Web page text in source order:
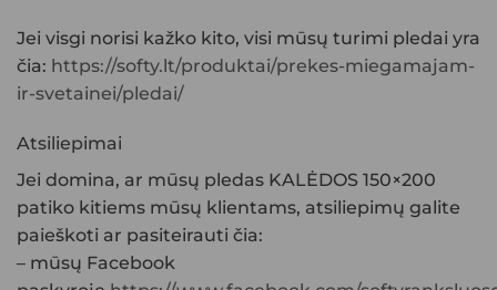
Jei visgi norisi kažko kito, visi mūsų turimi pledai yra
čia: https://softy.lt/produktai/prekes-miegamajam-
ir-svetainei/pledai/
Atsiliepimai
Jei domina, ar mūsų pledas KALĖDOS 150×200
patiko kitiems mūsų klientams, atsiliepimų galite
paieškoti ar pasiteirauti čia:
– mūsų Facebook